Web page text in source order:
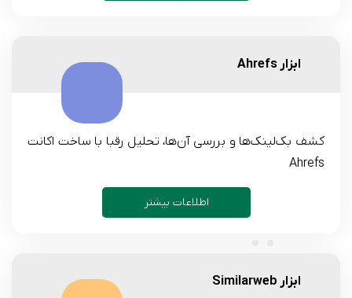
ابزار Ahrefs
کشف بک‌لینک‌ها و بررسی آن‌ها، تحلیل رقبا با ساخت اکانت
Ahrefs
اطلاعات بیشتر
ابزار Similarweb